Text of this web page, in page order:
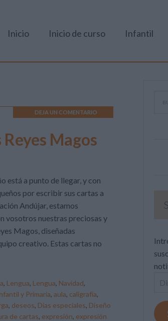
Inicio Inicio de curso Infantil
DEJA UN COMENTARIO
Magos
está a punto de llegar, y con
por escribir sus cartas a
Andújar, estamos
vosotros nuestras preciosas y
Magos, diseñadas
creativo. Estas cartas no
, Lengua, Lengua, Navidad,
y Primaria, aula, caligrafía,
, deseos, Dias especiales, Diseño
de cartas, expresión, expresión